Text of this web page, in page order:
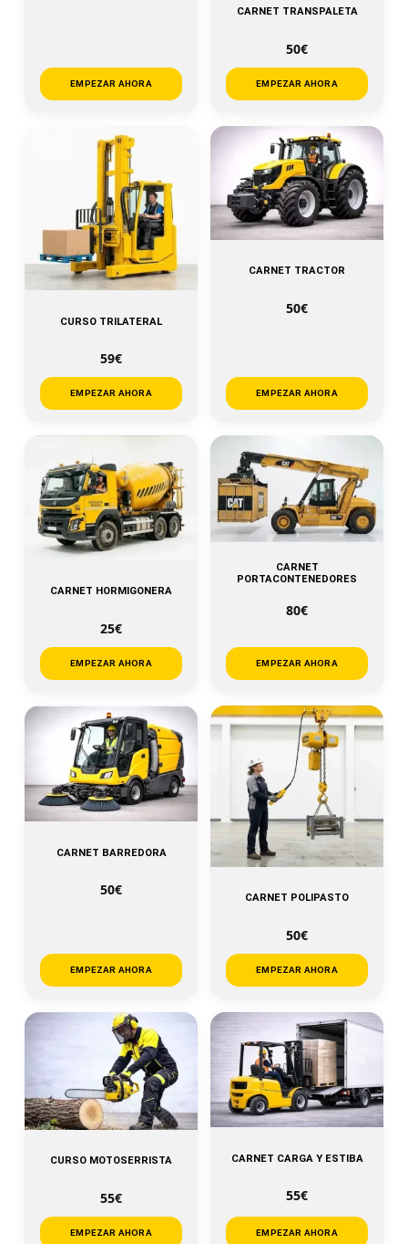
EMPEZAR AHORA
CARNET TRANSPALETA
50€
EMPEZAR AHORA
CURSO TRILATERAL
59€
EMPEZAR AHORA
CARNET TRACTOR
50€
EMPEZAR AHORA
CARNET HORMIGONERA
25€
EMPEZAR AHORA
CARNET
PORTACONTENEDORES
80€
EMPEZAR AHORA
CARNET BARREDORA
50€
EMPEZAR AHORA
CARNET POLIPASTO
50€
EMPEZAR AHORA
CURSO MOTOSERRISTA
55€
EMPEZAR AHORA
CARNET CARGA Y ESTIBA
55€
EMPEZAR AHORA